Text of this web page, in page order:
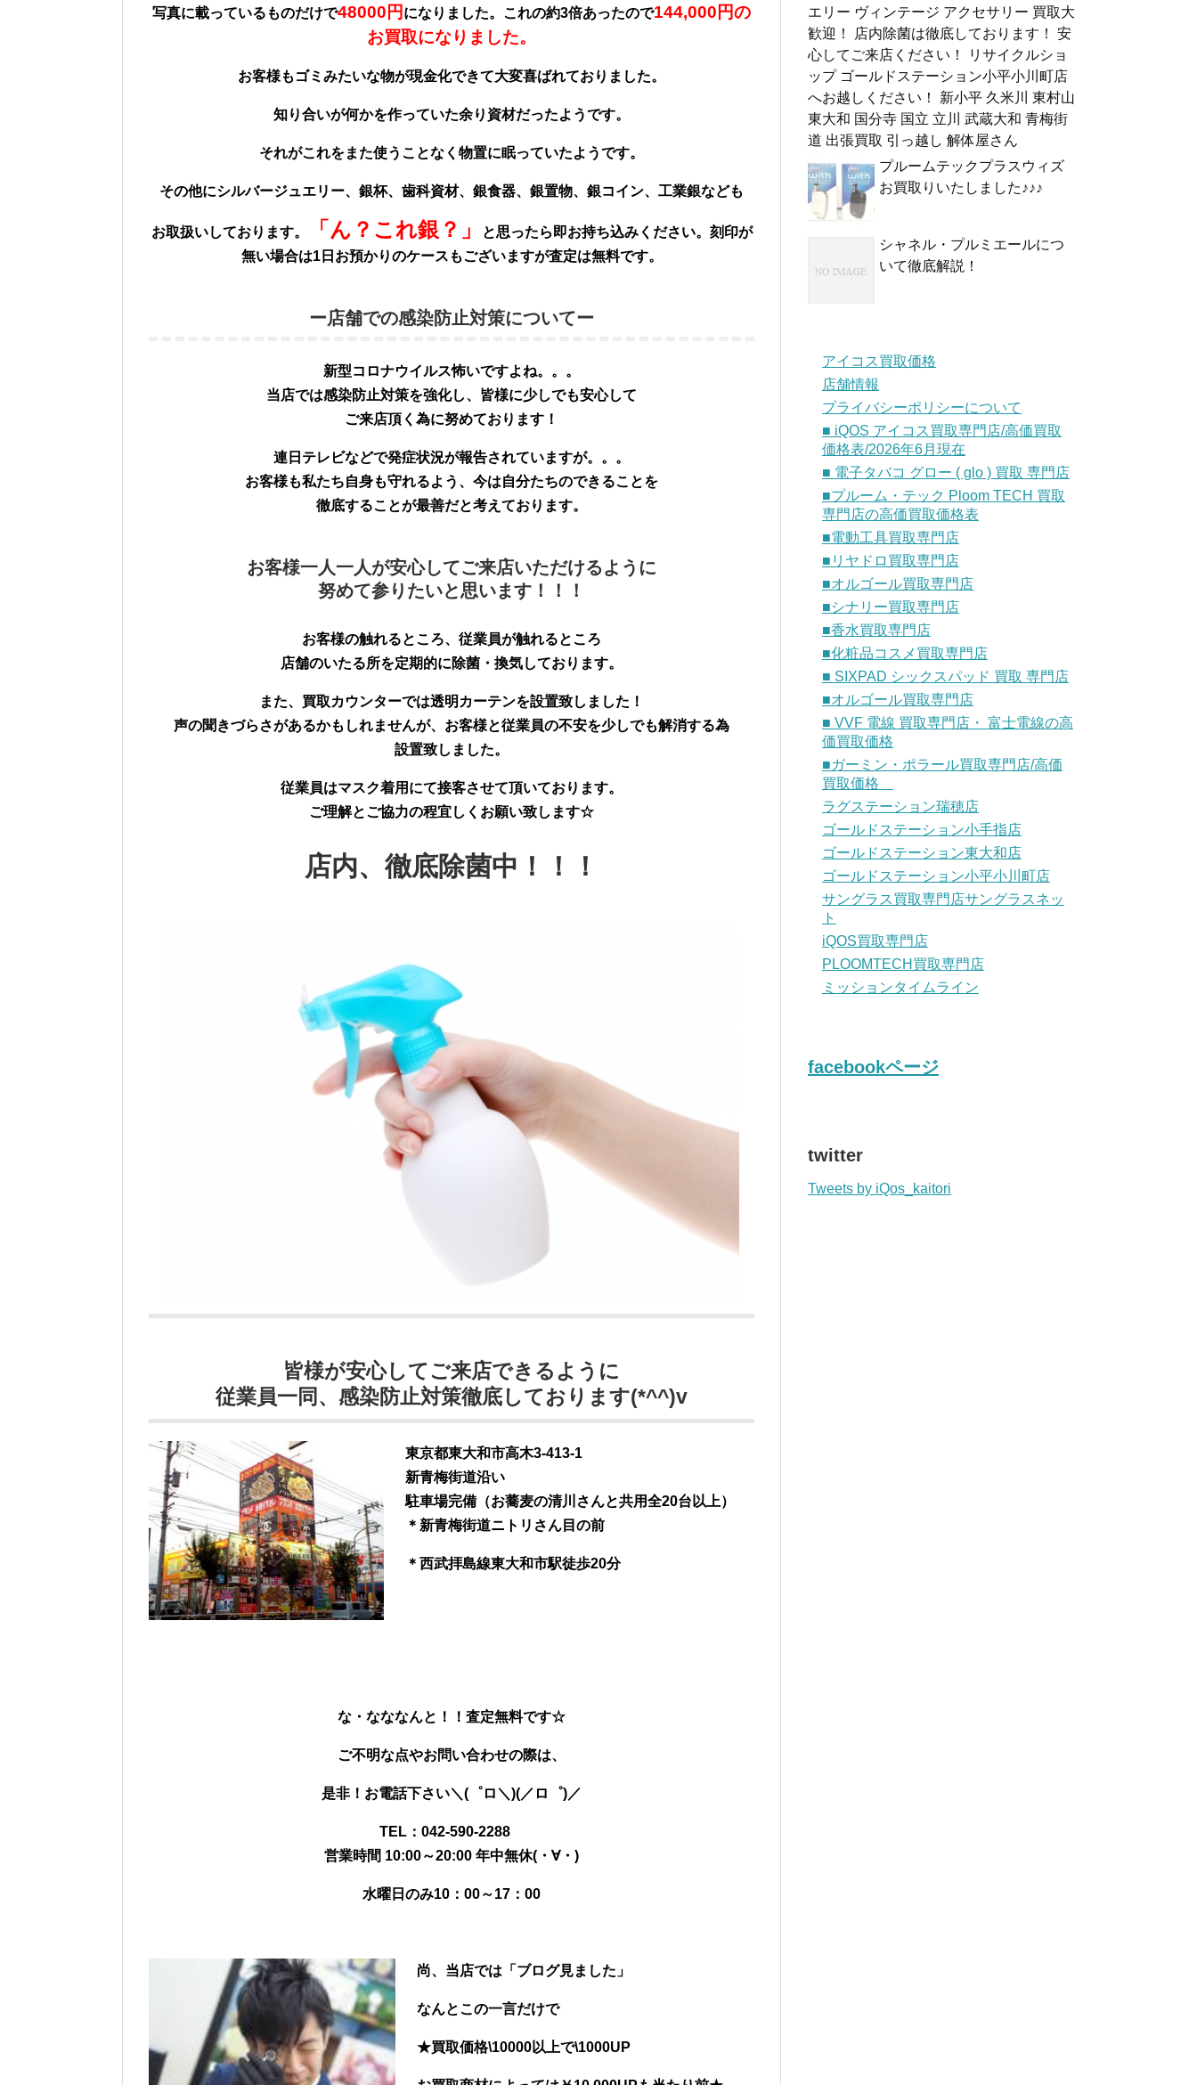
写真に載っているものだけで48000円 になりました。これの約3倍あったので144,000円の
お買取になりました。
お客様もゴミみたいな物が現金化できて大変喜ばれておりました。
知り合いが何かを作っていた余り資材だったようです。
それがこれをまた使うことなく物置に眠っていたようです。
その他にシルバージュエリー、銀杯、歯科資材、銀食器、銀置物、銀コイン、工業銀なども
お取扱いしております。 「ん？これ銀？」
と思ったら即お持ち込みください。刻印が
無い場合は1日お預かりのケースもございますが査定は無料です。
ー店舗での感染防止対策についてー
新型コロナウイルス怖いですよね。。。
当店では感染防止対策を強化し、皆様に少しでも安心して
ご来店頂く為に努めております！
連日テレビなどで発症状況が報告されていますが。。。
お客様も私たち自身も守れるよう、今は自分たちのできることを
徹底することが最善だと考えております。
お客様一人一人が安心してご来店いただけるように
努めて参りたいと思います！！！
お客様の触れるところ、従業員が触れるところ
店舗のいたる所を定期的に除菌・換気しております。
また、買取カウンターでは透明カーテンを設置致しました！
声の聞きづらさがあるかもしれませんが、お客様と従業員の不安を少しでも解消する為
設置致しました。
従業員はマスク着用にて接客させて頂いております。
ご理解とご協力の程宜しくお願い致します☆
店内、徹底除菌中！！！
皆様が安心してご来店できるように
従業員一同、感染防止対策徹底しております(*^^)v
東京都東大和市高木3-413-1
新青梅街道沿い
駐車場完備（お蕎麦の清川さんと共用全20台以上）
＊新青梅街道ニトリさん目の前
＊西武拝島線東大和市駅徒歩20分
な・なななんと！！査定無料です☆
ご不明な点やお問い合わせの際は、
是非！お電話下さい＼(゜ロ＼)(／ロ゜)／
TEL：042-590-2288
営業時間 10:00～20:00 年中無休(・∀・)
水曜日のみ10：00～17：00
尚、当店では「ブログ見ました」
なんとこの一言だけで
★買取価格\10000以上で\1000UP
エリー ヴィンテージ アクセサリー 買取大
歓迎！ 店内除菌は徹底しております！ 安
心してご来店ください！ リサイクルショ
ップ ゴールドステーション小平小川町店
へお越しください！ 新小平 久米川 東村山
東大和 国分寺 国立 立川 武蔵大和 青梅街
道 出張買取 引っ越し 解体屋さん
プルームテックプラスウィズ
お買取りいたしました♪♪♪
シャネル・プルミエールにつ
いて徹底解説！
アイコス買取価格
店舗情報
プライバシーポリシーについて
■ iQOS アイコス買取専門店/高価買取
価格表/2026年6月現在
■ 電子タバコ グロー ( glo ) 買取 専門店
■プルーム・テック Ploom TECH 買取
専門店の高価買取価格表
■電動工具買取専門店
■リヤドロ買取専門店
■オルゴール買取専門店
■シナリー買取専門店
■香水買取専門店
■化粧品コスメ買取専門店
■ SIXPAD シックスパッド 買取 専門店
■オルゴール買取専門店
■ VVF 電線 買取専門店・ 富士電線の高
価買取価格
■ガーミン・ポラール買取専門店/高価
買取価格
ラグステーション瑞穂店
ゴールドステーション小手指店
ゴールドステーション東大和店
ゴールドステーション小平小川町店
サングラス買取専門店サングラスネッ
ト
iQOS買取専門店
PLOOMTECH買取専門店
ミッションタイムライン
facebookページ
twitter
Tweets by iQos_kaitori